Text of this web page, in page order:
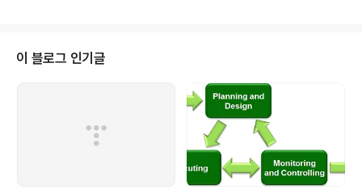
음이 얼마나 아플지.. 제 가슴이 너무도 아프고 먹먹해집니
다. 언제 우리도 쌍용차의 근로자들처럼.. 무참하게 짓밣힐
지 모른다는 생각이 듭니다. 아.. 정말 이건 아닌듯합니다.
가족의 생계를 위하여 공장을 지키려고 마지막까지 노력하
는 사람들에게 정말 이렇게밖에 할 수 없는 것인가요! IMF
를 일으켰던 사람들은..
이 블로그 인기글